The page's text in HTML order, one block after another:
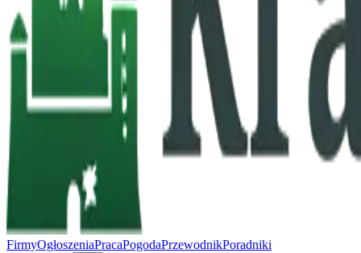
FirmyOgłoszeniaPracaPogodaPrzewodnikPoradniki